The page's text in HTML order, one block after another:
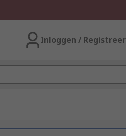
Inloggen / Registreer